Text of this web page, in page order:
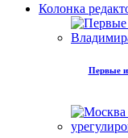
Колонка
Первые